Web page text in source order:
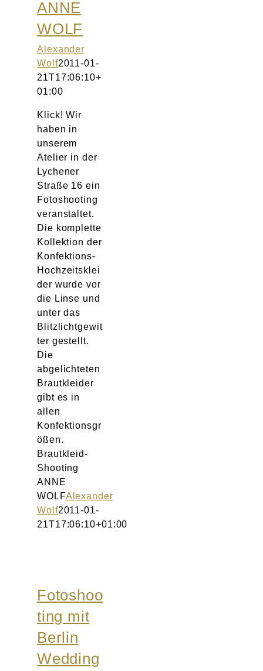
ANNE
WOLF
Alexander
Wolf2011-01-
21T17:06:10+
01:00
Klick! Wir
haben in
unserem
Atelier in der
Lychener
Straße 16 ein
Fotoshooting
veranstaltet.
Die komplette
Kollektion der
Konfektions-
Hochzeitsklei
der wurde vor
die Linse und
unter das
Blitzlichtgewit
ter gestellt.
Die
abgelichteten
Brautkleider
gibt es in
allen
Konfektionsgr
ößen.
Brautkleid-
Shooting
ANNE
WOLFAlexander
Wolf2011-01-
21T17:06:10+01:00
Fotoshoo
ting mit
Berlin
Wedding